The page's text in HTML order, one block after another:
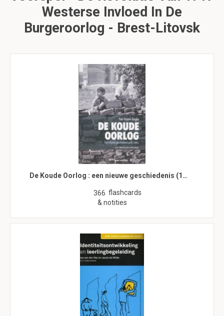
Westerse Invloed In De
Burgeroorlog - Brest-Litovsk
De Koude Oorlog : een nieuwe geschiedenis (1…
366 flashcards
& notities